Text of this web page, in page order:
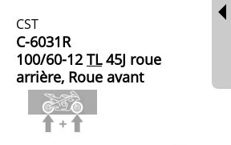
CST
C-6031R
100/60-12 TL45J roue
arrière, Roue avant